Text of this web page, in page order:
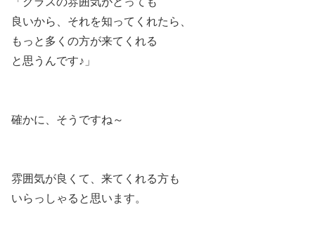
良いから、それを知ってくれたら、
もっと多くの方が来てくれる
と思うんです♪」
確かに、そうですね～
雰囲気が良くて、来てくれる方も
いらっしゃると思います。